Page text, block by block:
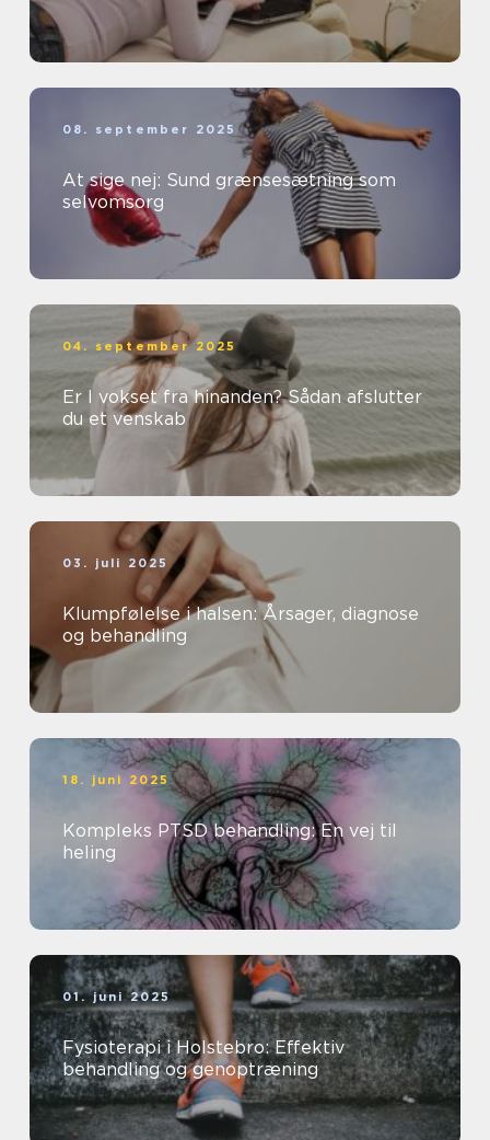
08. september 2025
At sige nej: Sund grænsesætning som
selvomsorg
04. september 2025
Er I vokset fra hinanden? Sådan afslutter
du et venskab
03. juli 2025
Klumpfølelse i halsen: Årsager, diagnose
og behandling
18. juni 2025
Kompleks PTSD behandling: En vej til
heling
01. juni 2025
Fysioterapi i Holstebro: Effektiv
behandling og genoptræning